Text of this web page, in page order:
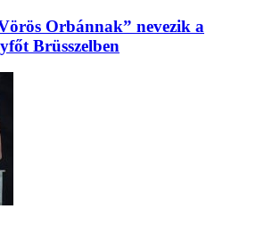
Orbánnak” nevezik a
Brüsszelben